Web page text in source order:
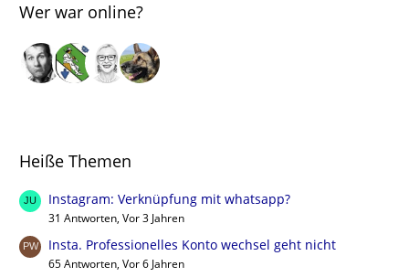
Wer war online?
Heiße Themen
Instagram: Verknüpfung mit whatsapp?
31 Antworten, Vor 3 Jahren
Insta. Professionelles Konto wechsel geht nicht
65 Antworten, Vor 6 Jahren